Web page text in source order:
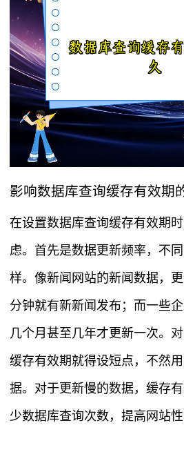
影响数据库查询缓存有效期
在设置数据库查询缓存有效期
虑。首先是数据更新频率，不
样。像新闻网站的新闻数据，
分钟就有新新闻发布；而一些
几个月甚至几年才更新一次。
缓存有效期就得设短点，不然
据。对于更新慢的数据，缓存
少数据库查询次数，提高网站性